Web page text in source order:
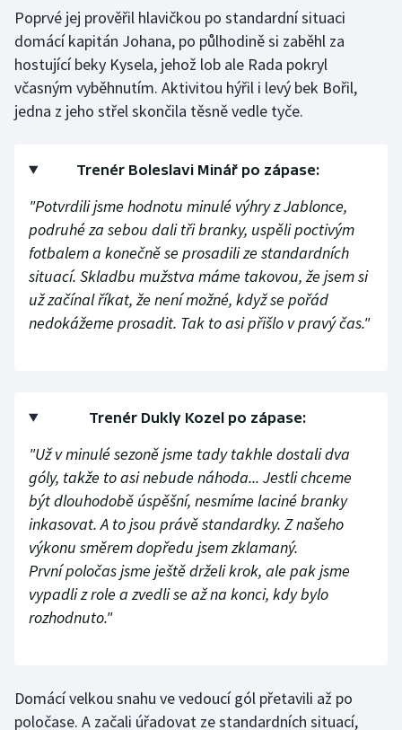
Házená
Jezdectví
Judo
Lyže a snowboard
Moderní pětiboj
Motorsport
Plážový volejbal
Ragby
Rychlobruslení
Rychlostní kanoistika
Sportovní střelba
Poprvé jej prověřil hlavičkou po standardní situaci
domácí kapitán Johana, po půlhodině si zaběhl za
hostující beky Kysela, jehož lob ale Rada pokryl
včasným vyběhnutím. Aktivitou hýřil i levý bek Bořil,
jedna z jeho střel skončila těsně vedle tyče.
Trenér Boleslavi Minář po zápase:
"Potvrdili jsme hodnotu minulé výhry z Jablonce,
podruhé za sebou dali tři branky, uspěli poctivým
fotbalem a konečně se prosadili ze standardních
situací. Skladbu mužstva máme takovou, že jsem si
už začínal říkat, že není možné, když se pořád
nedokážeme prosadit. Tak to asi přišlo v pravý čas."
Trenér Dukly Kozel po zápase:
"Už v minulé sezoně jsme tady takhle dostali dva
góly, takže to asi nebude náhoda... Jestli chceme
být dlouhodobě úspěšní, nesmíme laciné branky
inkasovat. A to jsou právě standardky. Z našeho
výkonu směrem dopředu jsem zklamaný.
První poločas jsme ještě drželi krok, ale pak jsme
vypadli z role a zvedli se až na konci, kdy bylo
rozhodnuto."
Domácí velkou snahu ve vedoucí gól přetavili až po
poločase. A začali úřadovat ze standardních situací,